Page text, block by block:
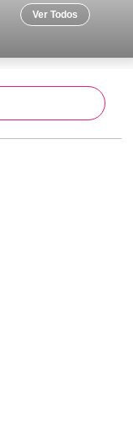
Ver Todos